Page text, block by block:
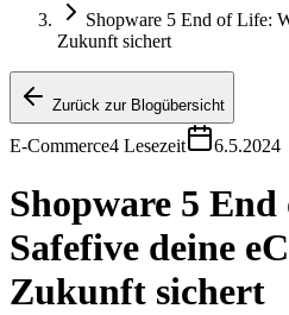
Shopware 5 End of Life:
Zukunft sichert
Zurück zur Blogübersicht
E-Commerce4 Lesezeit 6.5.2024
Shopware 5
Safefive deine
Zukunft sichert